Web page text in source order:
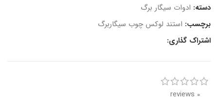
دسته: ادوات سیگار برگ
برچسب: استند لوکس چوب سیگاربرگ
اشتراک گذاری:
0 reviews